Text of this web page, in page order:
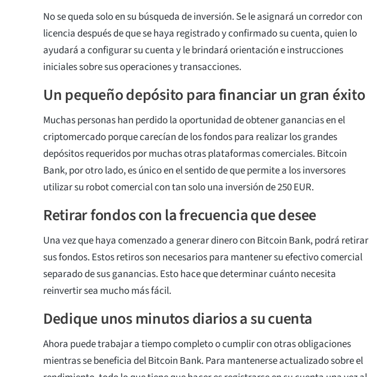
No se queda solo en su búsqueda de inversión. Se le asignará un corredor con
licencia después de que se haya registrado y confirmado su cuenta, quien lo
ayudará a configurar su cuenta y le brindará orientación e instrucciones
iniciales sobre sus operaciones y transacciones.
Un pequeño depósito para financiar un gran éxito
Muchas personas han perdido la oportunidad de obtener ganancias en el
criptomercado porque carecían de los fondos para realizar los grandes
depósitos requeridos por muchas otras plataformas comerciales. Bitcoin
Bank, por otro lado, es único en el sentido de que permite a los inversores
utilizar su robot comercial con tan solo una inversión de 250 EUR.
Retirar fondos con la frecuencia que desee
Una vez que haya comenzado a generar dinero con Bitcoin Bank, podrá retirar
sus fondos. Estos retiros son necesarios para mantener su efectivo comercial
separado de sus ganancias. Esto hace que determinar cuánto necesita
reinvertir sea mucho más fácil.
Dedique unos minutos diarios a su cuenta
Ahora puede trabajar a tiempo completo o cumplir con otras obligaciones
mientras se beneficia del Bitcoin Bank. Para mantenerse actualizado sobre el